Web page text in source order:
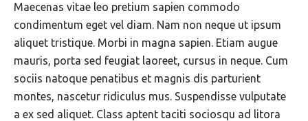
Maecenas vitae leo pretium sapien commodo
condimentum eget vel diam. Nam non neque ut ipsum
aliquet tristique. Morbi in magna sapien. Etiam augue
mauris, porta sed feugiat laoreet, cursus in neque. Cum
sociis natoque penatibus et magnis dis parturient
montes, nascetur ridiculus mus. Suspendisse vulputate
a ex sed aliquet. Class aptent taciti sociosqu ad litora